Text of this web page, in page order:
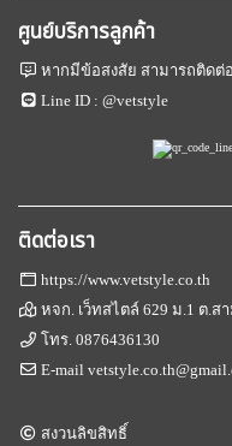
ศูนย์บริการลูกค้า
หากมีข้อสงสัย สามารถติดต่
Line ID :@vetstyle
ติดต่อเรา
https://www.vetstyle.co.th
หจก. เว็ทสไตล์ 629 ม.1 ต.ส
โทร.0876436130
E-mail
สงวนลิขสิทธิ์